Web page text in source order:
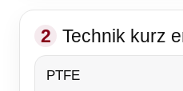
2 Technik kurz
PTFE